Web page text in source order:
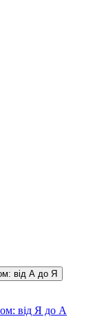
від А до Я
від Я до А